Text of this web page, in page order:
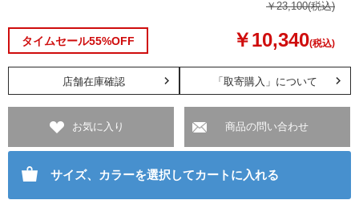
￥23,100(税込)
タイムセール55%OFF ￥10,340(税込)
「取寄購入」について
店舗在庫確認
お気に入り 商品の問い合わせ
サイズ、カラーを選択してカートに入れる